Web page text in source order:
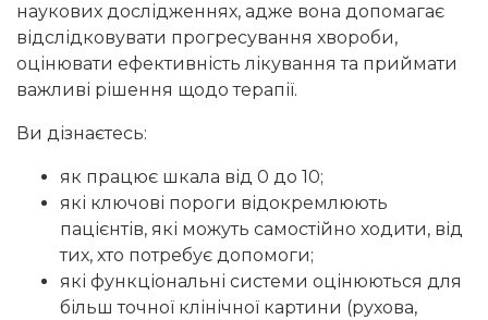
наукових дослідженнях, адже вона допомагає
відслідковувати прогресування хвороби,
оцінювати ефективність лікування та приймати
важливі рішення щодо терапії.
Ви дізнаєтесь:
як працює шкала від 0 до 10;
які ключові пороги відокремлюють
пацієнтів, які можуть самостійно ходити, від
тих, хто потребує допомоги;
які функціональні системи оцінюються для
більш точної клінічної картини (рухова,